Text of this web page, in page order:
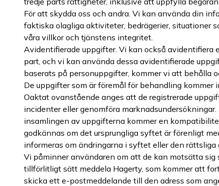
För att skydda oss och andra. Vi kan använda din
faktiska olagliga aktiviteter, bedrägerier, situationer
våra villkor och tjänstens integritet.
Avidentifierade uppgifter. Vi kan också
part, och vi kan använda dessa avidentifierade
baserats på personuppgifter, kommer vi att behålla
De uppgifter som är föremål för behandling
Oaktat ovanstående anges att de registrerade
incidenter eller genomföra
insamlingen av uppgifterna kommer en
godkännas om det ursprungliga syftet är förenligt
informeras om ändringarna i syftet eller den
Vi påminner användaren om att de kan motsätta
tillförlitligt sätt meddela Hagerty, som kommer att
skicka ett e-postmeddelande till den adress som